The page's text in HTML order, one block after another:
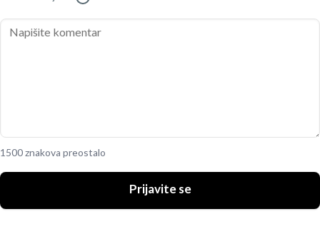
1500 znakova preostalo
Prijavite se